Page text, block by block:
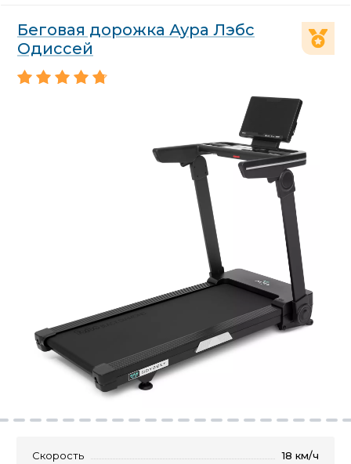
Беговая дорожка Аура Лэбс
Одиссей
Скорость
18 км/ч